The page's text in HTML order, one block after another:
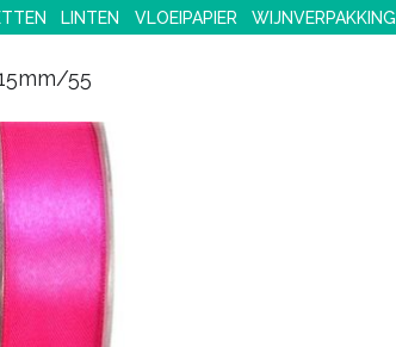
LINTEN VLOEIPAPIER WIJNVERPAKKING
55